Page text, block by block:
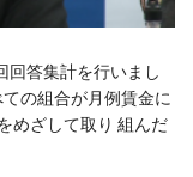
回答集計を行いまし
の組合が月例賃金に
めざして取り 組んだ